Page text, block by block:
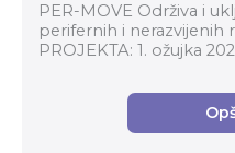
PER-MOVE Održiva i
perifernih i nerazvijenih
PROJEKTA: 1. ožujka